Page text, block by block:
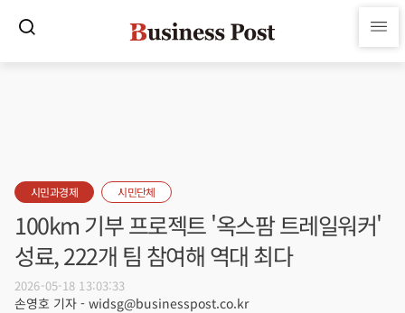
시민과경제 시민단체
100km 기부 프로젝트 '옥스팜 트레일워커'
성료, 222개 팀 참여해 역대 최다
2026-05-18 13:03:33
손영호 기자 - widsg@businesspost.co.kr